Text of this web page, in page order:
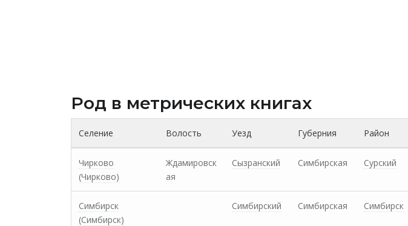
Род в метрических книгах
Селение Волость Уезд Губерния Район
Чирково
(Чирково)
Ждамировск
ая
Сызранский Симбирская Сурский
Симбирск
(Симбирск)
Симбирский Симбирская Симбирск